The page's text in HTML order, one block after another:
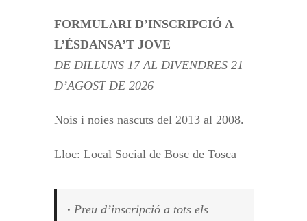
FORMULARI D’INSCRIPCIÓ A
L’ÉSDANSA’T JOVE
DE DILLUNS 17 AL DIVENDRES 21
D’AGOST DE 2026
Nois i noies nascuts del 2013 al 2008.
Lloc: Local Social de Bosc de Tosca
· Preu d’inscripció a tots els